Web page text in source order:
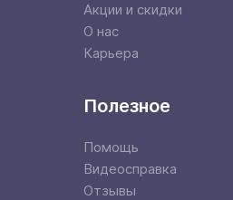
Акции и скидки
О нас
Карьера
Полезное
Помощь
Видеосправка
Отзывы